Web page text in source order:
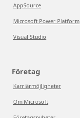
AppSource
Microsoft Power Platform
Visual Studio
Företag
Karriärmöjligheter
Om Microsoft